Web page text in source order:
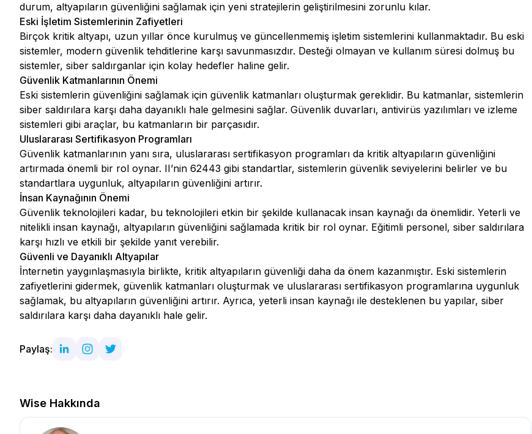
durum, altyapıların güvenliğini sağlamak için yeni stratejilerin geliştirilmesini zorunlu kılar.
Eski İşletim Sistemlerinin Zafiyetleri
Birçok kritik altyapı, uzun yıllar önce kurulmuş ve güncellenmemiş işletim sistemlerini kullanmaktadır. Bu eski
sistemler, modern güvenlik tehditlerine karşı savunmasızdır. Desteği olmayan ve kullanım süresi dolmuş bu
sistemler, siber saldırganlar için kolay hedefler haline gelir.
Güvenlik Katmanlarının Önemi
Eski sistemlerin güvenliğini sağlamak için güvenlik katmanları oluşturmak gereklidir. Bu katmanlar, sistemlerin
siber saldırılara karşı daha dayanıklı hale gelmesini sağlar. Güvenlik duvarları, antivirüs yazılımları ve izleme
sistemleri gibi araçlar, bu katmanların bir parçasıdır.
Uluslararası Sertifikasyon Programları
Güvenlik katmanlarının yanı sıra, uluslararası sertifikasyon programları da kritik altyapıların güvenliğini
artırmada önemli bir rol oynar. II’nin 62443 gibi standartlar, sistemlerin güvenlik seviyelerini belirler ve bu
standartlara uygunluk, altyapıların güvenliğini artırır.
İnsan Kaynağının Önemi
Güvenlik teknolojileri kadar, bu teknolojileri etkin bir şekilde kullanacak insan kaynağı da önemlidir. Yeterli ve
nitelikli insan kaynağı, altyapıların güvenliğini sağlamada kritik bir rol oynar. Eğitimli personel, siber saldırılara
karşı hızlı ve etkili bir şekilde yanıt verebilir.
Güvenli ve Dayanıklı Altyapılar
İnternetin yaygınlaşmasıyla birlikte, kritik altyapıların güvenliği daha da önem kazanmıştır. Eski sistemlerin
zafiyetlerini gidermek, güvenlik katmanları oluşturmak ve uluslararası sertifikasyon programlarına uygunluk
sağlamak, bu altyapıların güvenliğini artırır. Ayrıca, yeterli insan kaynağı ile desteklenen bu yapılar, siber
saldırılara karşı daha dayanıklı hale gelir.
Paylaş:
Wise Hakkında